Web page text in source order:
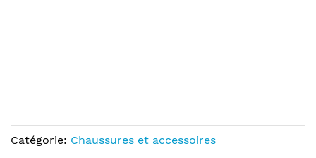
Catégorie: Chaussures et accessoires